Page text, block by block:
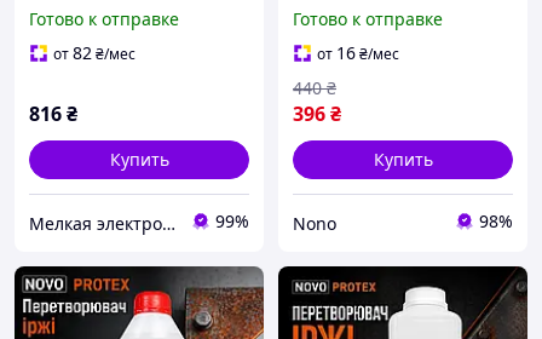
Готово к отправке
от82₴/мес
816₴
Купить
Мелкая электроника и посуда для вашего дома 99%
ржавчины, 1 л
Преобразователь
ржавчины Средство от
ржавчины
Готово к отправке
от 16₴/мес
396₴
440 ₴
Купить
Nono 98%